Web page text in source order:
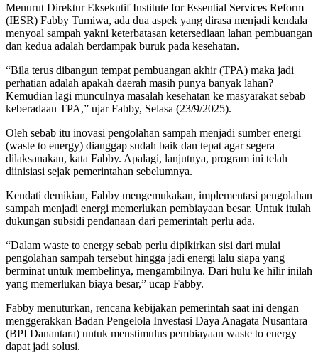
Menurut Direktur Eksekutif Institute for Essential Services Reform
(IESR) Fabby Tumiwa, ada dua aspek yang dirasa menjadi kendala
menyoal sampah yakni keterbatasan ketersediaan lahan pembuangan
dan kedua adalah berdampak buruk pada kesehatan.
“Bila terus dibangun tempat pembuangan akhir (TPA) maka jadi
perhatian adalah apakah daerah masih punya banyak lahan?
Kemudian lagi munculnya masalah kesehatan ke masyarakat sebab
keberadaan TPA,” ujar Fabby, Selasa (23/9/2025).
Oleh sebab itu inovasi pengolahan sampah menjadi sumber energi
(waste to energy) dianggap sudah baik dan tepat agar segera
dilaksanakan, kata Fabby. Apalagi, lanjutnya, program ini telah
diinisiasi sejak pemerintahan sebelumnya.
Kendati demikian, Fabby mengemukakan, implementasi pengolahan
sampah menjadi energi memerlukan pembiayaan besar. Untuk itulah
dukungan subsidi pendanaan dari pemerintah perlu ada.
“Dalam waste to energy sebab perlu dipikirkan sisi dari mulai
pengolahan sampah tersebut hingga jadi energi lalu siapa yang
berminat untuk membelinya, mengambilnya. Dari hulu ke hilir inilah
yang memerlukan biaya besar,” ucap Fabby.
Fabby menuturkan, rencana kebijakan pemerintah saat ini dengan
menggerakkan Badan Pengelola Investasi Daya Anagata Nusantara
(BPI Danantara) untuk menstimulus pembiayaan waste to energy
dapat jadi solusi.